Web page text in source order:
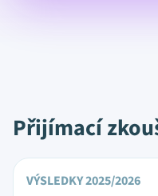
Přijímací
VÝSLEDKY 2025/2026